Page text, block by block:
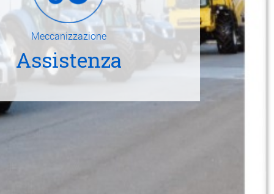
Meccanizzazione
Assistenza